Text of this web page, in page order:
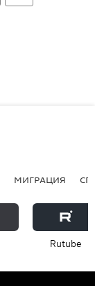
МИГРАЦИЯ
Rutube